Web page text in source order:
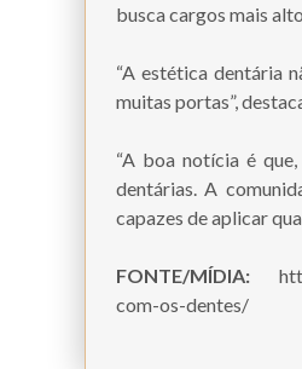
busca cargos mais
“A estética dentária
muitas portas”,
“A boa notícia é
dentárias. A
capazes de aplicar
FONTE/MÍDIA:
com-os-dentes/